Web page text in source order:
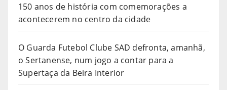
150 anos de história com comemorações a
acontecerem no centro da cidade
O Guarda Futebol Clube SAD defronta, amanhã,
o Sertanense, num jogo a contar para a
Supertaça da Beira Interior